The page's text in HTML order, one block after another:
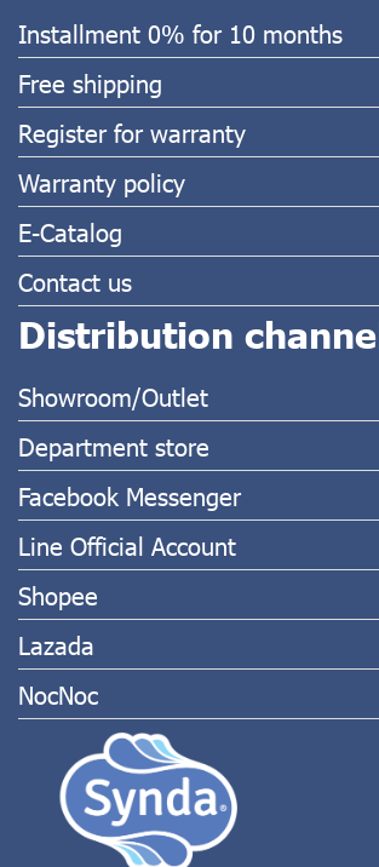
Installment 0% for 10 months
Free shipping
Register for warranty
Warranty policy
E-Catalog
Contact us
Distribution
Showroom/Outlet
Department store
Facebook Messenger
Line Official Account
Shopee
Lazada
NocNoc